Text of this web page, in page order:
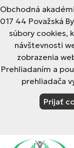
Obchodná
017 44 Považská
súbory cookies,
návštevnosti
zobrazenia
Prehliadaním a
prehliadača
Prijať